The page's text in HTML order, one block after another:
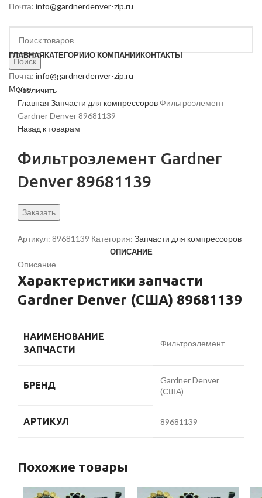
Почта: info@gardnerdenver-zip.ru
Поиск
Почта: info@gardnerdenver-zip.ru
Меню
ГЛАВНАЯКАТЕГОРИИО КОМПАНИИКОНТАКТЫ
Увеличить
Главная Запчасти для компрессоров Фильтроэлемент
Gardner Denver 89681139
Назад к товарам
Фильтроэлемент Gardner
Denver 89681139
Заказать
Артикул: 89681139 Категория: Запчасти для компрессоров
ОПИСАНИЕ
Описание
Характеристики запчасти
Gardner Denver (США) 89681139
НАИМЕНОВАНИЕ
ЗАПЧАСТИ
Фильтроэлемент
БРЕНД
Gardner Denver
(США)
АРТИКУЛ 89681139
Похожие товары